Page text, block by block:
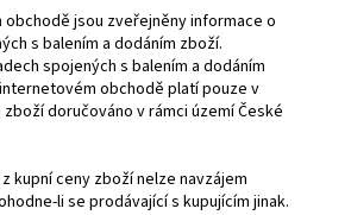
obchodě jsou zveřejněny informace o
s balením a dodáním zboží.
spojených s balením a dodáním
obchodě platí pouze v
doručováno v rámci území České
kupní ceny zboží nelze navzájem
li se prodávající s kupujícím jinak.